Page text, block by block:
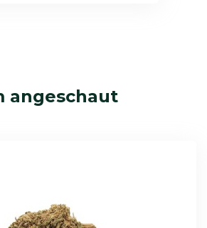
angeschaut